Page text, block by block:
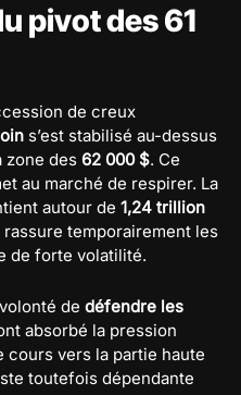
pivot des 61
de creux
s’est stabilisé au-dessus
zone des 62 000 $. Ce
au marché de respirer. La
autour de 1,24 trillion
temporairement les
de forte volatilité.
de défendre les
absorbé la pression
cours vers la partie haute
toutefois dépendante